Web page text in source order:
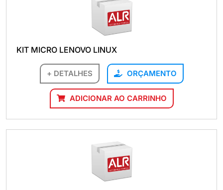
KIT MICRO LENOVO LINUX
+ DETALHES ORÇAMENTO
ADICIONAR AO CARRINHO